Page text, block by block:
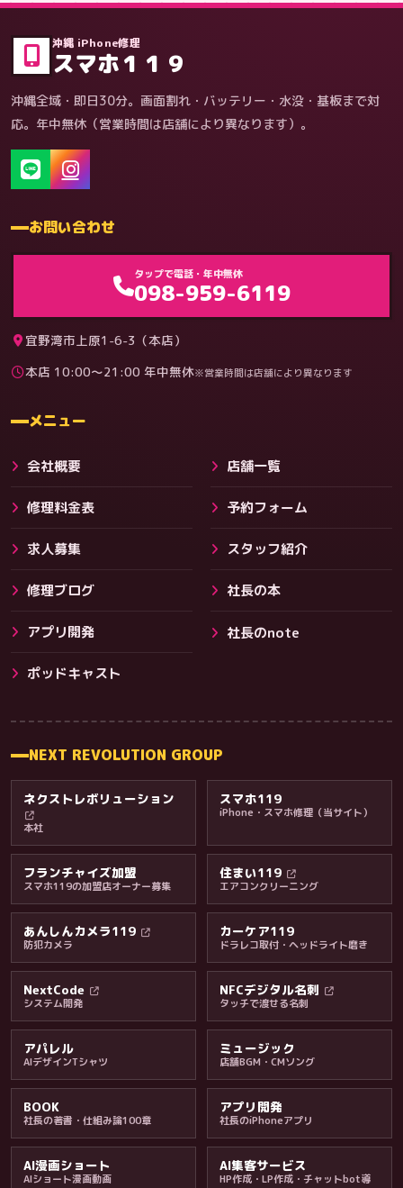
その他サービス
料金・保証・ご案内
症状・内容から
料金
沖縄 iPhone修理
スマホ１１９
沖縄全域・即日30分。画面割れ・バッテリー・水没・基板まで対
応。年中無休（営業時間は店舗により異なります）。
お問い合わせ
タップで電話・年中無休
098-959-6119
宜野湾市上原1-6-3（本店）
本店 10:00〜21:00 年中無休※営業時間は店舗により異なります
メニュー
会社概要 店舗一覧
修理料金表 予約フォーム
求人募集 スタッフ紹介
修理ブログ 社長の本
アプリ開発 社長のnote
ポッドキャスト
NEXT REVOLUTION GROUP
ネクストレボリューション
本社
スマホ119
iPhone・スマホ修理（当サイト）
フランチャイズ加盟
スマホ119の加盟店オーナー募集
住まい119
エアコンクリーニング
あんしんカメラ119
防犯カメラ
カーケア119
ドラレコ取付・ヘッドライト磨き
NextCode
システム開発
NFCデジタル名刺
タッチで渡せる名刺
アパレル
AIデザインTシャツ
ミュージック
店舗BGM・CMソング
BOOK
社長の著書・仕組み論100章
アプリ開発
社長のiPhoneアプリ
AI漫画ショート
AIショート漫画動画
AI集客サービス
HP作成・LP作成・チャットbot導